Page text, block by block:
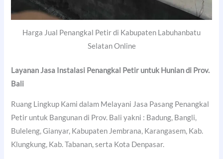
Harga Jual Penangkal Petir di Kabupaten Labuhanbatu
Selatan Online
Layanan Jasa Instalasi Penangkal Petir untuk Hunian di Prov.
Bali
Ruang Lingkup Kami dalam Melayani Jasa Pasang Penangkal
Petir untuk Bangunan di Prov. Bali yakni : Badung, Bangli,
Buleleng, Gianyar, Kabupaten Jembrana, Karangasem, Kab.
Klungkung, Kab. Tabanan, serta Kota Denpasar.